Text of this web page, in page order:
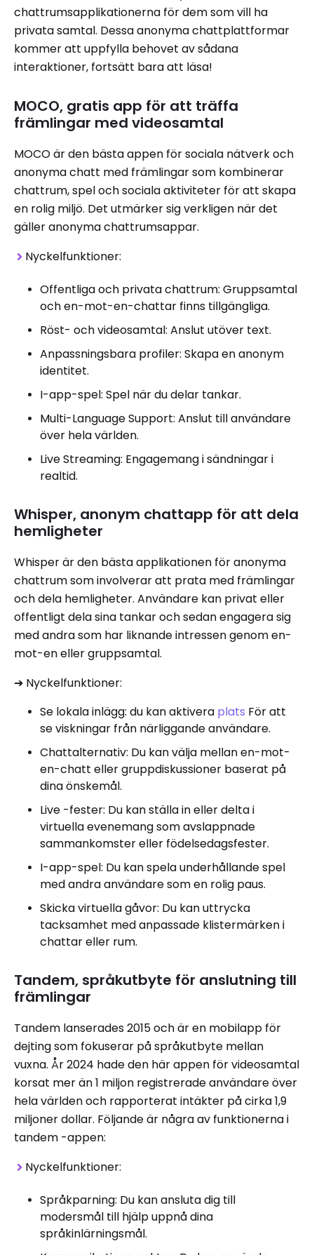
chattrumsapplikationerna för dem som vill ha
privata samtal. Dessa anonyma chattplattformar
kommer att uppfylla behovet av sådana
interaktioner, fortsätt bara att läsa!
MOCO, gratis app för att träffa
främlingar med videosamtal
MOCO är den bästa appen för sociala nätverk och
anonyma chatt med främlingar som kombinerar
chattrum, spel och sociala aktiviteter för att skapa
en rolig miljö. Det utmärker sig verkligen när det
gäller anonyma chattrumsappar.
Nyckelfunktioner:
Offentliga och privata chattrum: Gruppsamtal
och en-mot-en-chattar finns tillgängliga.
Röst- och videosamtal: Anslut utöver text.
Anpassningsbara profiler: Skapa en anonym
identitet.
I-app-spel: Spel när du delar tankar.
Multi-Language Support: Anslut till användare
över hela världen.
Live Streaming: Engagemang i sändningar i
realtid.
Whisper, anonym chattapp för att dela
hemligheter
Whisper är den bästa applikationen för anonyma
chattrum som involverar att prata med främlingar
och dela hemligheter. Användare kan privat eller
offentligt dela sina tankar och sedan engagera sig
med andra som har liknande intressen genom en-
mot-en eller gruppsamtal.
➔ Nyckelfunktioner:
Se lokala inlägg: du kan aktivera plats För att
se viskningar från närliggande användare.
Chattalternativ: Du kan välja mellan en-mot-
en-chatt eller gruppdiskussioner baserat på
dina önskemål.
Live -fester: Du kan ställa in eller delta i
virtuella evenemang som avslappnade
sammankomster eller födelsedagsfester.
I-app-spel: Du kan spela underhållande spel
med andra användare som en rolig paus.
Skicka virtuella gåvor: Du kan uttrycka
tacksamhet med anpassade klistermärken i
chattar eller rum.
Tandem, språkutbyte för anslutning till
främlingar
Tandem lanserades 2015 och är en mobilapp för
dejting som fokuserar på språkutbyte mellan
vuxna. År 2024 hade den här appen för videosamtal
korsat mer än 1 miljon registrerade användare över
hela världen och rapporterat intäkter på cirka 1,9
miljoner dollar. Följande är några av funktionerna i
tandem -appen:
Nyckelfunktioner:
Språkparning: Du kan ansluta dig till
modersmål till hjälp uppnå dina
språkinlärningsmål.